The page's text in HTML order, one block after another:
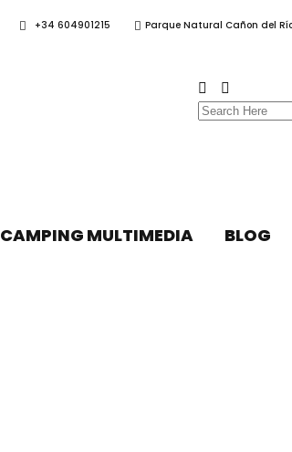
+34 604901215 Parque Natural Cañon del Río
Search
CAMPING MULTIMEDIA BLOG